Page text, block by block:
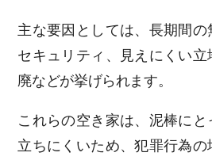
主な要因としては、長期間
セキュリティ、見えにくい
廃などが挙げられます。
これらの空き家は、泥棒にと
立ちにくいため、犯罪行為